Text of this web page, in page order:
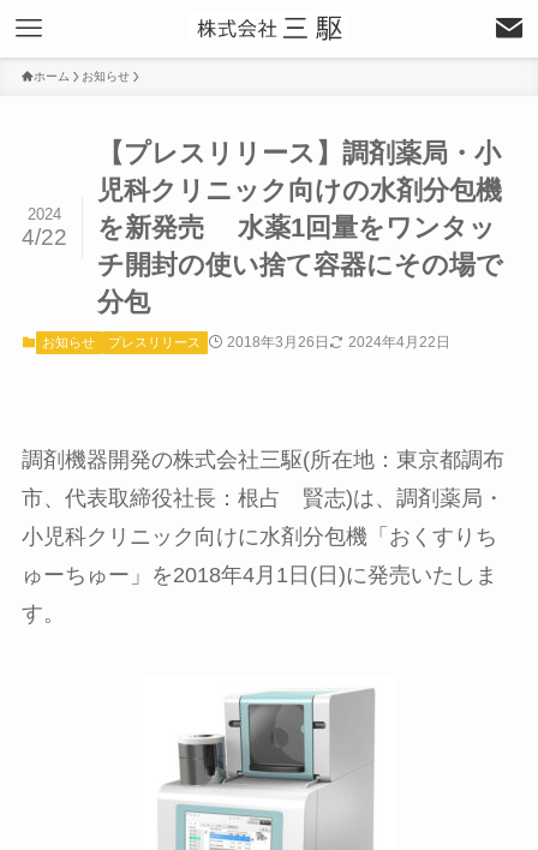
ホーム お知らせ
【プレスリリース】調剤薬局・小
児科クリニック向けの水剤分包機
を新発売 水薬1回量をワンタッ
チ開封の使い捨て容器にその場で
分包
2024
4/22
お知らせ プレスリリース 2018年3月26日 2024年4月22日
調剤機器開発の株式会社三駆(所在地：東京都調布
市、代表取締役社長：根占 賢志)は、調剤薬局・
小児科クリニック向けに水剤分包機「おくすりち
ゅーちゅー」を2018年4月1日(日)に発売いたしま
す。